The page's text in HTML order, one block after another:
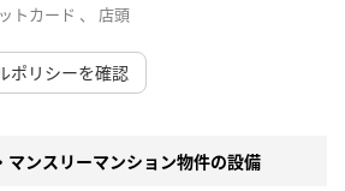
トカード 、 店頭
ポリシーを確認
マンスリーマンション物件の設備